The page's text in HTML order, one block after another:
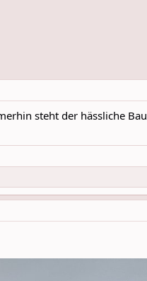
steht der hässliche